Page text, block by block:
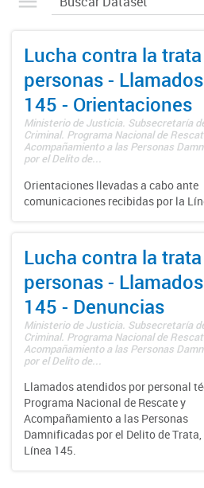
Lucha contra la
personas -
145 - Orientaciones
Ministerio de Justicia. Subsecretaría
Criminal. Programa Nacional de
Acompañamiento a las Personas
por el Delito de...
Orientaciones llevadas a cabo ante
comunicaciones recibidas por la
Lucha contra la
personas -
145 - Denuncias
Ministerio de Justicia. Subsecretaría
Criminal. Programa Nacional de
Acompañamiento a las Personas
por el Delito de...
Llamados atendidos por personal
Programa Nacional de Rescate y
Acompañamiento a las Personas
Damnificadas por el Delito de Trata,
Línea 145.